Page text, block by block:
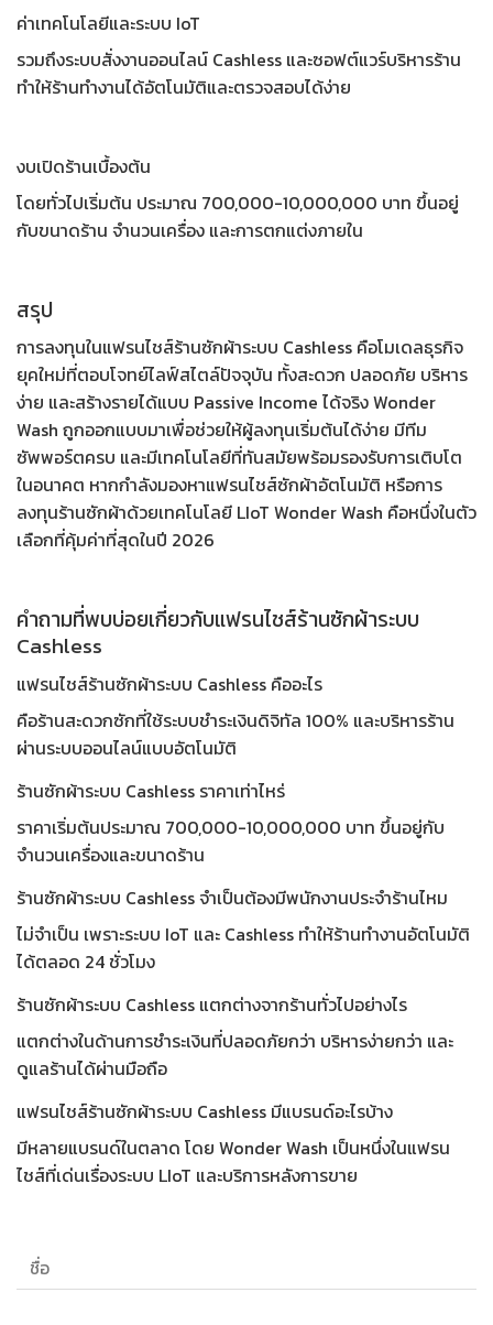
ค่าเทคโนโลยีและระบบ IoT
รวมถึงระบบสั่งงานออนไลน์ Cashless และซอฟต์แวร์บริหารร้าน
ทำให้ร้านทำงานได้อัตโนมัติและตรวจสอบได้ง่าย
งบเปิดร้านเบื้องต้น
โดยทั่วไปเริ่มต้น ประมาณ 700,000-10,000,000 บาท ขึ้นอยู่
กับขนาดร้าน จำนวนเครื่อง และการตกแต่งภายใน
สรุป
การลงทุนในแฟรนไชส์ร้านซักผ้าระบบ Cashless คือโมเดลธุรกิจ
ยุคใหม่ที่ตอบโจทย์ไลฟ์สไตล์ปัจจุบัน ทั้งสะดวก ปลอดภัย บริหาร
ง่าย และสร้างรายได้แบบ Passive Income ได้จริง Wonder
Wash ถูกออกแบบมาเพื่อช่วยให้ผู้ลงทุนเริ่มต้นได้ง่าย มีทีม
ซัพพอร์ตครบ และมีเทคโนโลยีที่ทันสมัยพร้อมรองรับการเติบโต
ในอนาคต หากกำลังมองหาแฟรนไชส์ซักผ้าอัตโนมัติ หรือการ
ลงทุนร้านซักผ้าด้วยเทคโนโลยี LIoT Wonder Wash คือหนึ่งในตัว
เลือกที่คุ้มค่าที่สุดในปี 2026
คำถามที่พบบ่อยเกี่ยวกับแฟรนไชส์ร้านซักผ้าระบบ
Cashless
แฟรนไชส์ร้านซักผ้าระบบ Cashless คืออะไร
คือร้านสะดวกซักที่ใช้ระบบชำระเงินดิจิทัล 100% และบริหารร้าน
ผ่านระบบออนไลน์แบบอัตโนมัติ
ร้านซักผ้าระบบ Cashless ราคาเท่าไหร่
ราคาเริ่มต้นประมาณ 700,000-10,000,000 บาท ขึ้นอยู่กับ
จำนวนเครื่องและขนาดร้าน
ร้านซักผ้าระบบ Cashless จำเป็นต้องมีพนักงานประจำร้านไหม
ไม่จำเป็น เพราะระบบ IoT และ Cashless ทำให้ร้านทำงานอัตโนมัติ
ได้ตลอด 24 ชั่วโมง
ร้านซักผ้าระบบ Cashless แตกต่างจากร้านทั่วไปอย่างไร
แตกต่างในด้านการชำระเงินที่ปลอดภัยกว่า บริหารง่ายกว่า และ
ดูแลร้านได้ผ่านมือถือ
แฟรนไชส์ร้านซักผ้าระบบ Cashless มีแบรนด์อะไรบ้าง
มีหลายแบรนด์ในตลาด โดย Wonder Wash เป็นหนึ่งในแฟรน
ไชส์ที่เด่นเรื่องระบบ LIoT และบริการหลังการขาย